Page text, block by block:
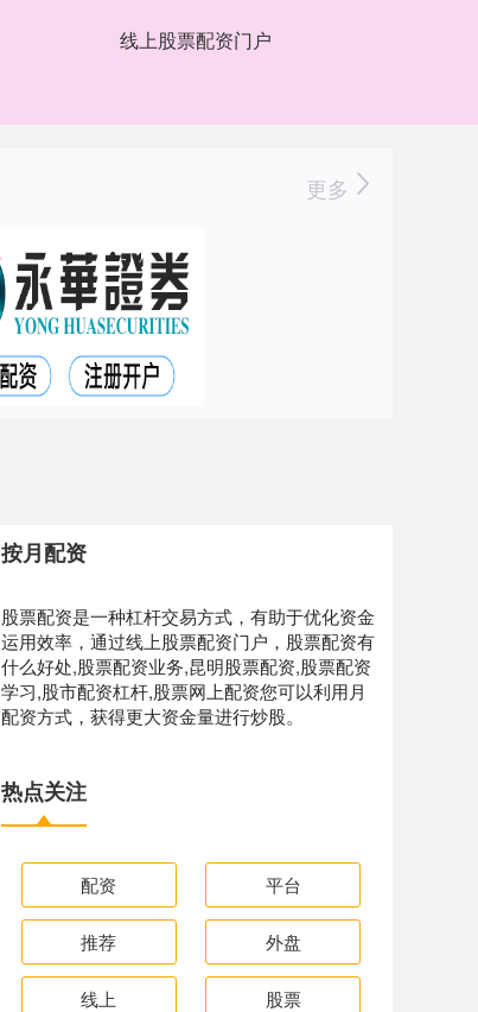
线上股票配资门户
更多
按月配资
股票配资是一种杠杆交易方式，有助于优化资金
运用效率，通过线上股票配资门户，股票配资有
什么好处,股票配资业务,昆明股票配资,股票配资
学习,股市配资杠杆,股票网上配资您可以利用月
配资方式，获得更大资金量进行炒股。
热点关注
配资 平台
推荐 外盘
线上 股票